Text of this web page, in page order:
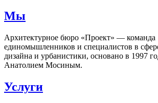
Мы
Архитектурное бюро «Проект» — команда
единомышленников и специалистов в
дизайна и урбанистики, основано в 1997
Анатолием Мосиным.
Услуги